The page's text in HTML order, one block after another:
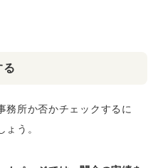
る
務所か否かチェックするに
う。